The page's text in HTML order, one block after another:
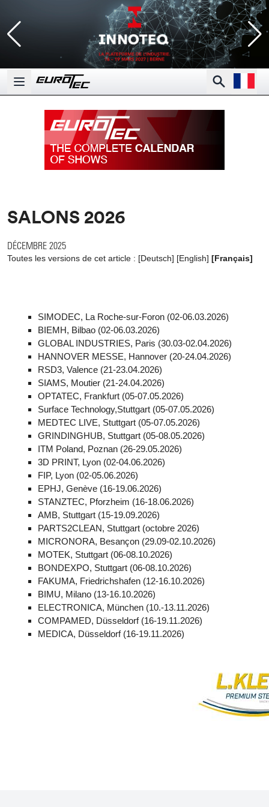
Open main menu
Search
SALONS 2026
DÉCEMBRE 2025
Toutes les versions de cet article : [Deutsch] [English] [Français]
SIMODEC, La Roche-sur-Foron (02-06.03.2026)
BIEMH, Bilbao (02-06.03.2026)
GLOBAL INDUSTRIES, Paris (30.03-02.04.2026)
HANNOVER MESSE, Hannover (20-24.04.2026)
RSD3, Valence (21-23.04.2026)
SIAMS, Moutier (21-24.04.2026)
OPTATEC, Frankfurt (05-07.05.2026)
Surface Technology,Stuttgart (05-07.05.2026)
MEDTEC LIVE, Stuttgart (05-07.05.2026)
GRINDINGHUB, Stuttgart (05-08.05.2026)
ITM Poland, Poznan (26-29.05.2026)
3D PRINT, Lyon (02-04.06.2026)
FIP, Lyon (02-05.06.2026)
EPHJ, Genève (16-19.06.2026)
STANZTEC, Pforzheim (16-18.06.2026)
AMB, Stuttgart (15-19.09.2026)
PARTS2CLEAN, Stuttgart (octobre 2026)
MICRONORA, Besançon (29.09-02.10.2026)
MOTEK, Stuttgart (06-08.10.2026)
BONDEXPO, Stuttgart (06-08.10.2026)
FAKUMA, Friedrichshafen (12-16.10.2026)
BIMU, Milano (13-16.10.2026)
ELECTRONICA, München (10.-13.11.2026)
COMPAMED, Düsseldorf (16-19.11.2026)
MEDICA, Düsseldorf (16-19.11.2026)